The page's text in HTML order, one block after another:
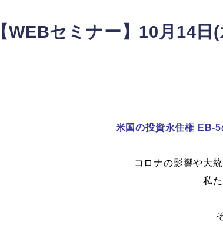
【WEBセミナー】10月14
米国の投資永住権 EB-5
コロナの影響や大
私